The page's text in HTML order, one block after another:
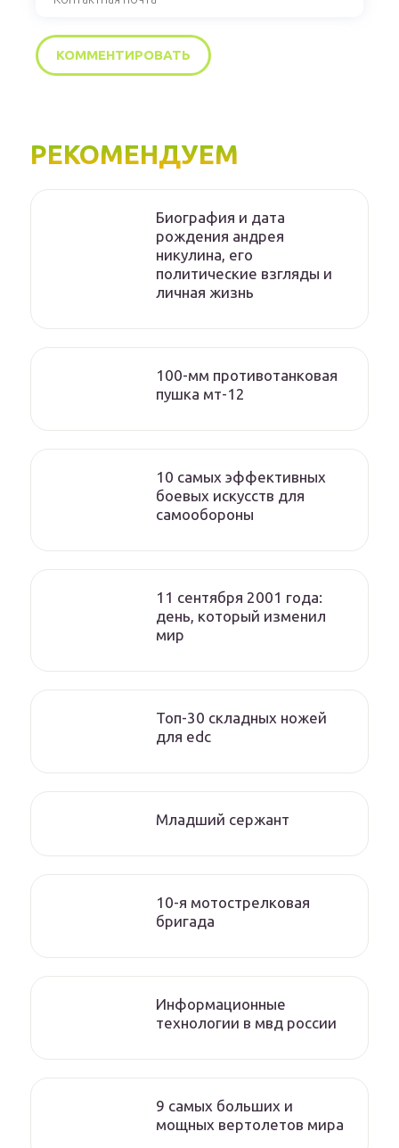
РЕКОМЕНДУЕМ
Биография и дата
рождения андрея
никулина, его
политические взгляды и
личная жизнь
100-мм противотанковая
пушка мт-12
10 самых эффективных
боевых искусств для
самообороны
11 сентября 2001 года:
день, который изменил
мир
Топ-30 складных ножей
для edc
Младший сержант
10-я мотострелковая
бригада
Информационные
технологии в мвд россии
9 самых больших и
мощных вертолетов мира